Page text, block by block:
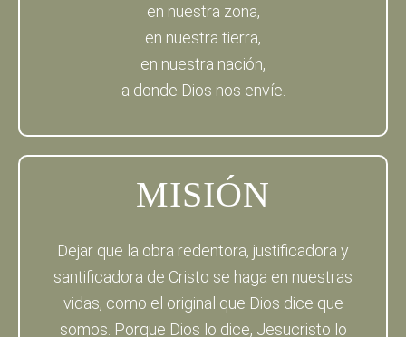
en nuestra zona,
en nuestra tierra,
en nuestra nación,
a donde Dios nos envíe.
MISIÓN
Dejar que la obra redentora, justificadora y
santificadora de Cristo se haga en nuestras
vidas, como el original que Dios dice que
somos. Porque Dios lo dice, Jesucristo lo